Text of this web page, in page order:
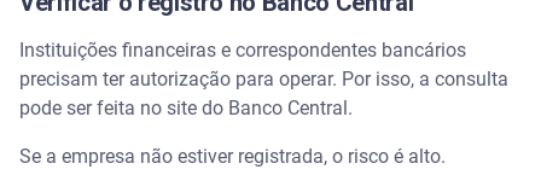
confiável?
Qual empresa libera empréstimo na hora?
Qual o melhor aplicativo para pegar empréstimo?
Instituições financeiras e correspondentes bancários
precisam ter autorização para operar. Por isso, a consulta
pode ser feita no site do Banco Central.
Se a empresa não estiver registrada, o risco é alto.